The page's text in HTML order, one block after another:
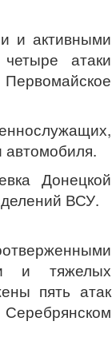
и активными
атаки
Донецкой
ВСУ.
и тяжелых
пять атак